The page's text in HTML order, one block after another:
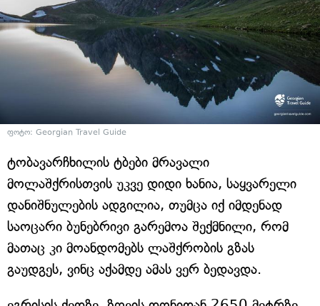
ფოტო: Georgian Travel Guide
ტობავარჩხილის ტბები მრავალი
მოლაშქრისთვის უკვე დიდი ხანია, საყვარელი
დანიშნულების ადგილია, თუმცა იქ იმდენად
საოცარი ბუნებრივი გარემოა შექმნილი, რომ
მათაც კი მოანდომებს ლაშქრობის გზას
გაუდგეს, ვინც აქამდე ამას ვერ ბედავდა.